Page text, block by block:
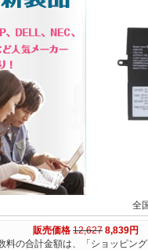
全
販売価格 12,627 8,839円
料の合計金額は、「ショッピン